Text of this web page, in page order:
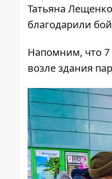
Татьяна
благодарили
Напомним, что
возле здания